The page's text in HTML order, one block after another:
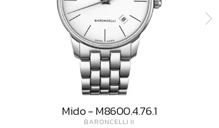
Mido - M8600.4.76.1
BARONCELLI II